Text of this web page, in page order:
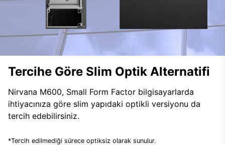
Tercihe Göre Slim Optik Alternatifi
Nirvana M600, Small Form Factor bilgisayarlarda
ihtiyacınıza göre slim yapıdaki optikli versiyonu da
tercih edebilirsiniz.
*Tercih edilmediği sürece optiksiz olarak sunulur.